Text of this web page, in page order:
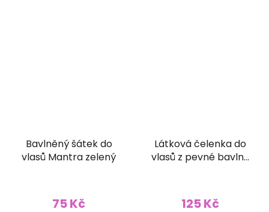
Bavlněný šátek do
vlasů Mantra zelený
75 Kč
Látková čelenka do
vlasů z pevné bavlny
125 Kč